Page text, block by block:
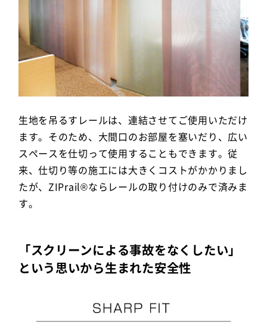
生地を吊るすレールは、連結させてご使用いただけ
ます。そのため、大間口のお部屋を塞いだり、広い
スペースを仕切って使用することもできます。従
来、仕切り等の施工には大きくコストがかかりまし
たが、ZIPrail®ならレールの取り付けのみで済みま
す。
「スクリーンによる事故をなくしたい」
という思いから生まれた安全性